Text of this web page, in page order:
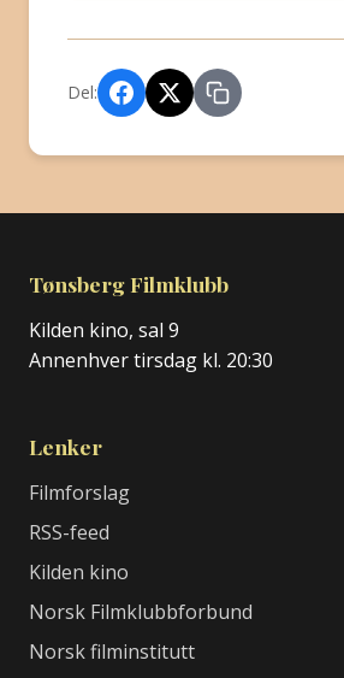
Del:
Tønsberg Filmklubb
Kilden kino, sal 9
Annenhver tirsdag kl. 20:30
Lenker
Filmforslag
RSS-feed
Kilden kino
Norsk Filmklubbforbund
Norsk filminstitutt